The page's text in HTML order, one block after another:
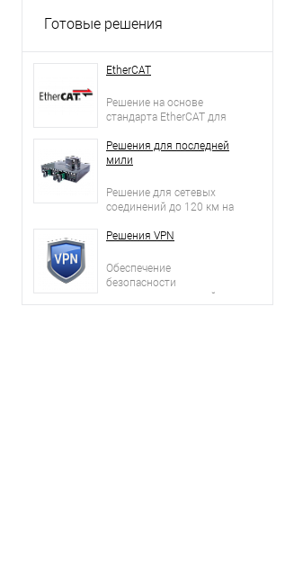
Готовые решения
EtherCAT
Решение на основе
стандарта EtherCAT для
автоматизации
Решения для последней
мили
Решение для сетевых
соединений до 120 км на
связи
Решения VPN
Обеспечение
безопасности
корпоративных сетей на